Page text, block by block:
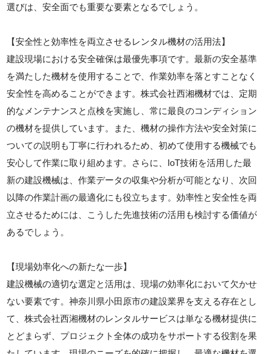
選びは、安全面でも重要な要素となるでしょう。
【安全性と効率性を両立させるレンタル機材の活用法】
建設現場における安全確保は最優先事項です。最新の安全基準
を満たした機材を使用することで、作業効率を落とすことなく
安全性を高めることができます。株式会社西湘機材では、定期
的なメンテナンスと点検を実施し、常に最良のコンディション
の機材を提供しています。また、機材の操作方法や安全対策に
ついての説明も丁寧に行われるため、初めて使用する機械でも
安心して作業に取り組めます。さらに、IoT技術を活用した最
新の建設機械は、作業データの収集や分析が可能となり、次回
以降の作業計画の最適化にも役立ちます。効率性と安全性を両
立させるためには、こうした先進技術の活用も検討する価値が
あるでしょう。
【現場効率化への新たな一歩】
建設機械の適切な選定と活用は、現場の効率化において欠かせ
ない要素です。神奈川県小田原市の建設業界を支える存在とし
て、株式会社西湘機材のレンタルサービスは単なる機材提供に
とどまらず、プロジェクト全体の成功をサポートする役割を果